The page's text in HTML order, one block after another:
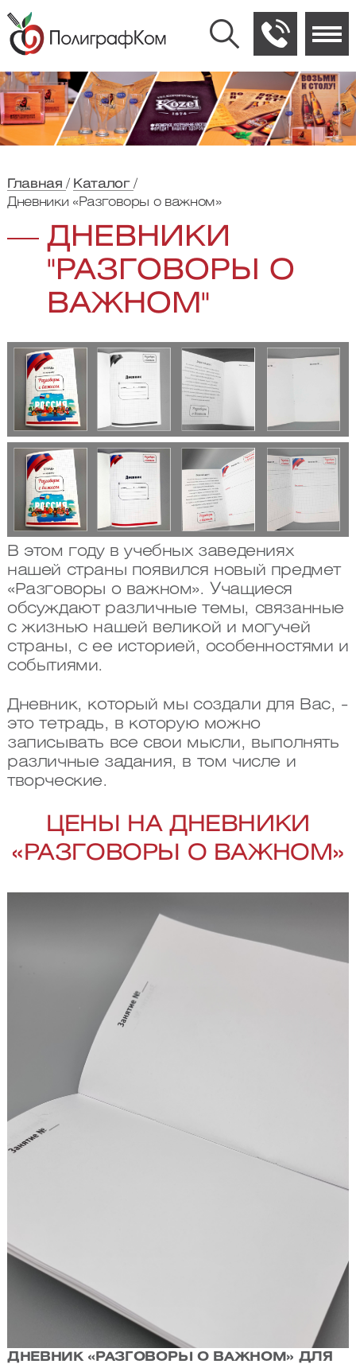
Главная
Каталог
Дневники «Разговоры о важном»
ДНЕВНИКИ
"РАЗГОВОРЫ О
ВАЖНОМ"
В этом году в учебных заведениях
нашей страны появился новый предмет
«Разговоры о важном». Учащиеся
обсуждают различные темы, связанные
с жизнью нашей великой и могучей
страны, с ее историей, особенностями и
событиями.
Дневник, который мы создали для Вас, -
это тетрадь, в которую можно
записывать все свои мысли, выполнять
различные задания, в том числе и
творческие.
ЦЕНЫ НА ДНЕВНИКИ
«РАЗГОВОРЫ О ВАЖНОМ»
ДНЕВНИК «РАЗГОВОРЫ О ВАЖНОМ» ДЛЯ